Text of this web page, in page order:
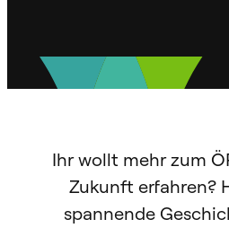
Ihr wollt mehr zum
Zukunft erfahren?
spannende